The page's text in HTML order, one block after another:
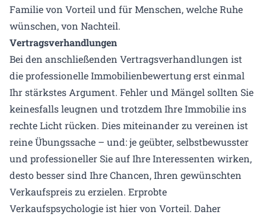
Familie von Vorteil und für Menschen, welche Ruhe
wünschen, von Nachteil.
Vertragsverhandlungen
Bei den anschließenden Vertragsverhandlungen ist
die professionelle Immobilienbewertung erst einmal
Ihr stärkstes Argument. Fehler und Mängel sollten Sie
keinesfalls leugnen und trotzdem Ihre Immobilie ins
rechte Licht rücken. Dies miteinander zu vereinen ist
reine Übungssache – und: je geübter, selbstbewusster
und professioneller Sie auf Ihre Interessenten wirken,
desto besser sind Ihre Chancen, Ihren gewünschten
Verkaufspreis zu erzielen. Erprobte
Verkaufspsychologie ist hier von Vorteil. Daher